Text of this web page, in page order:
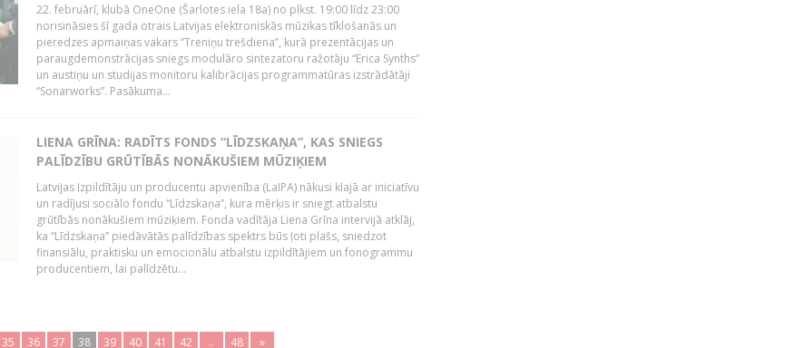
22. februārī, klubā OneOne (Šarlotes iela 18a) no plkst. 19:00 līdz 23:00
norisināsies šī gada otrais Latvijas elektroniskās mūzikas tīklošanās un
pieredzes apmaiņas vakars ‘’Treniņu trešdiena’’, kurā prezentācijas un
paraugdemonstrācijas sniegs modulāro sintezatoru ražotāju “Erica Synths”
un austiņu un studijas monitoru kalibrācijas programmatūras izstrādātāji
“Sonarworks”. Pasākuma...
LIENA GRĪNA: RADĪTS FONDS “LĪDZSKAŅA”, KAS SNIEGS
PALĪDZĪBU GRŪTĪBĀS NONĀKUŠIEM MŪZIĶIEM
Latvijas Izpildītāju un producentu apvienība (LaIPA) nākusi klajā ar iniciatīvu
un radījusi sociālo fondu “Līdzskaņa”, kura mērķis ir sniegt atbalstu
grūtībās nonākušiem mūziķiem. Fonda vadītāja Liena Grīna intervijā atklāj,
ka “Līdzskaņa” piedāvātās palīdzības spektrs būs ļoti plašs, sniedzot
finansiālu, praktisku un emocionālu atbalstu izpildītājiem un fonogrammu
producentiem, lai palīdzētu...
35 36 37 38 39 40 41 42 .. 48 »